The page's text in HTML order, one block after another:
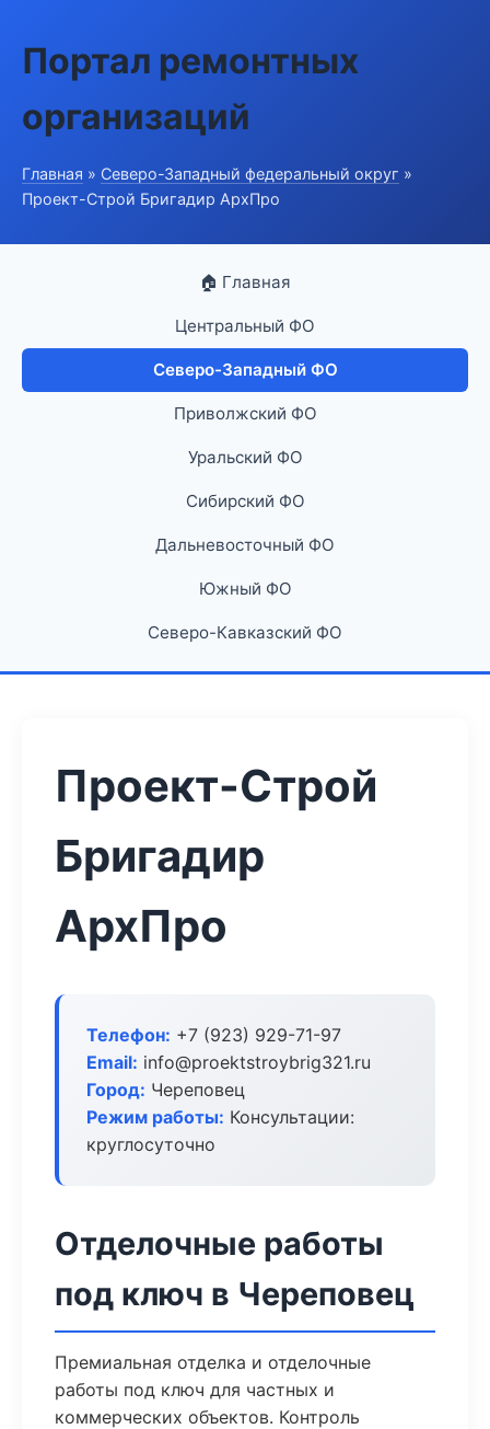
Портал ремонтных
организаций
Главная » Северо-Западный федеральный округ »
Проект-Строй Бригадир АрхПро
🏠 Главная
Центральный ФО
Северо-Западный ФО
Приволжский ФО
Уральский ФО
Сибирский ФО
Дальневосточный ФО
Южный ФО
Северо-Кавказский ФО
Проект-Строй
Бригадир
АрхПро
Телефон: +7 (923) 929-71-97
Email: info@proektstroybrig321.ru
Город: Череповец
Режим работы: Консультации:
круглосуточно
Отделочные работы
под ключ в Череповец
Премиальная отделка и отделочные
работы под ключ для частных и
коммерческих объектов. Контроль